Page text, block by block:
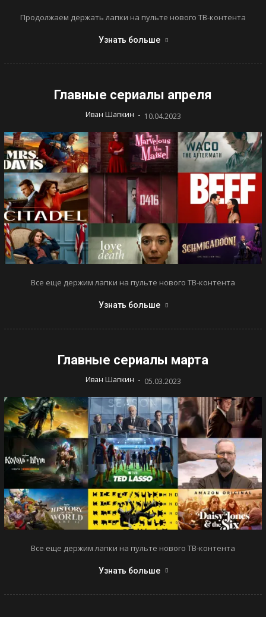
Продолжаем держать лапки на пульте нового ТВ-контента
Узнать больше
Главные сериалы апреля
Иван Шапкин - 10.04.2023
Все еще держим лапки на пульте нового ТВ-контента
Узнать больше
Главные сериалы марта
Иван Шапкин - 05.03.2023
Все еще держим лапки на пульте нового ТВ-контента
Узнать больше